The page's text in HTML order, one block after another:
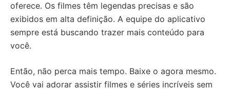
oferece. Os filmes têm legendas precisas e são
exibidos em alta definição. A equipe do aplicativo
sempre está buscando trazer mais conteúdo para
você.
Então, não perca mais tempo. Baixe o agora mesmo.
Você vai adorar assistir filmes e séries incríveis sem